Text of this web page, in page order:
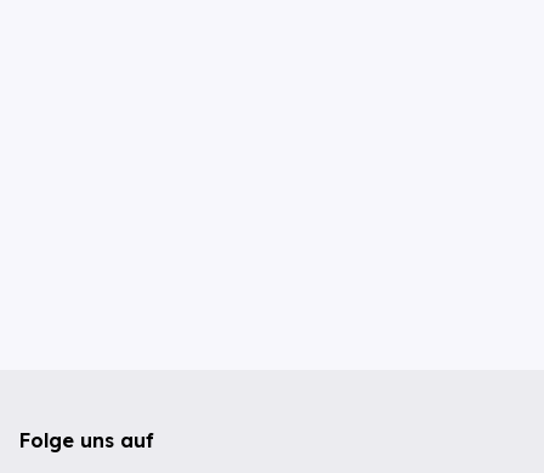
Folge uns auf